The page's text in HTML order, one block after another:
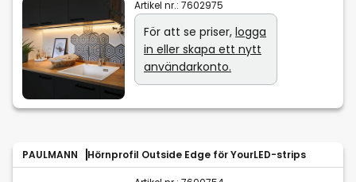
Artikel nr.: 7602975
För att se priser, logga
in eller skapa ett nytt
användarkonto.
PAULMANN Hörnprofil Outside Edge för YourLED-strips